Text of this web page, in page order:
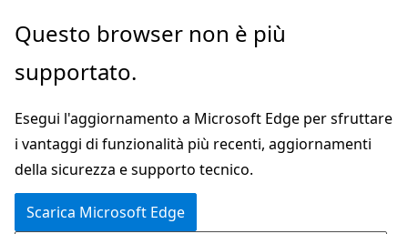
Ignora
passa
contenuto
principale
Questo browser non è più
supportato.
Esegui l'aggiornamento a Microsoft Edge per sfruttare
i vantaggi di funzionalità più recenti, aggiornamenti
della sicurezza e supporto tecnico.
Scarica Microsoft Edge